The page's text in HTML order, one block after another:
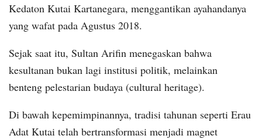
Kedaton Kutai Kartanegara, menggantikan ayahandanya
yang wafat pada Agustus 2018.
Sejak saat itu, Sultan Arifin menegaskan bahwa
kesultanan bukan lagi institusi politik, melainkan
benteng pelestarian budaya (cultural heritage).
Di bawah kepemimpinannya, tradisi tahunan seperti Erau
Adat Kutai telah bertransformasi menjadi magnet